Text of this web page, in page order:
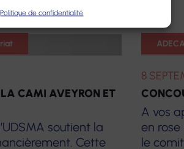
Politique de confidentialité
LA CAMI AVEYRON ET
soutient la
Cette
ADECA
8
A vos
en
le